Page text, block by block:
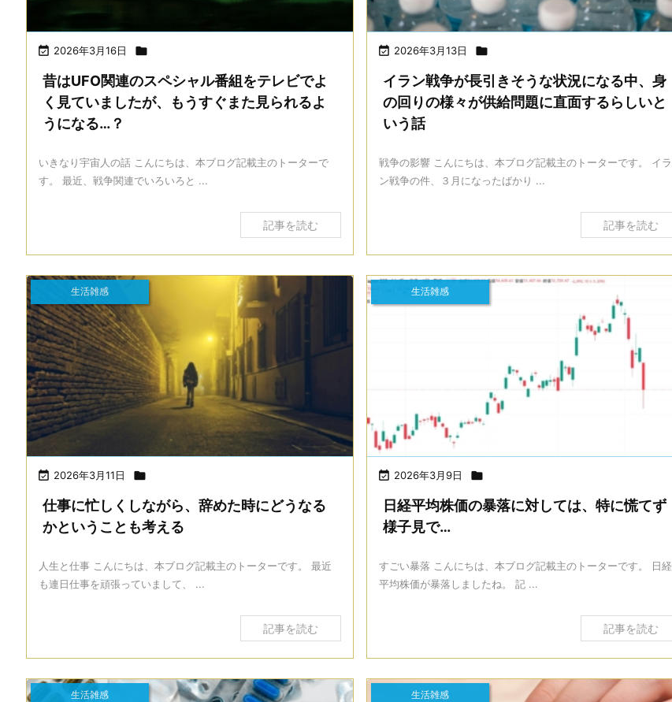
 2026年3月16日 
昔はUFO関連のスペシャル番組をテレビでよ
く見ていましたが、もうすぐまた見られるよ
うになる…？
いきなり宇宙人の話 こんにちは、本ブログ記載主のトーターで
す。 最近、戦争関連でいろいろと ...
記事を読む
 2026年3月13日 
イラン戦争が長引きそうな状況になる中、身
の回りの様々が供給問題に直面するらしいと
いう話
戦争の影響 こんにちは、本ブログ記載主のトーターです。 イラ
ン戦争の件、３月になったばかり ...
記事を読む
 2026年3月11日 
生活雑感
仕事に忙しくしながら、辞めた時にどうなる
かということも考える
人生と仕事 こんにちは、本ブログ記載主のトーターです。 最近
も連日仕事を頑張っていまして、 ...
記事を読む
 2026年3月9日 
生活雑感
日経平均株価の暴落に対しては、特に慌てず
様子見で…
すごい暴落 こんにちは、本ブログ記載主のトーターです。 日経
平均株価が暴落しましたね。 記 ...
記事を読む
生活雑感 生活雑感